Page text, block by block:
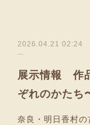
2026.04.21 02:24
展示情報 作
ぞれのかたち
奈良・明日香村